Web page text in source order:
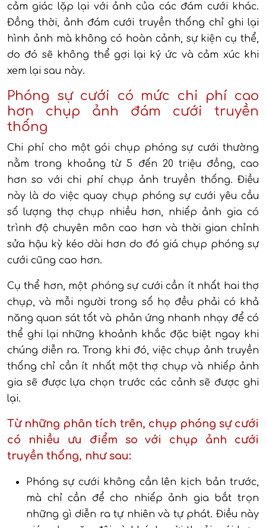
cảm giác lặp lại với ảnh của các đám cưới khác.
Đồng thời, ảnh đám cưới truyền thống chỉ ghi lại
hình ảnh mà không có hoàn cảnh, sự kiện cụ thể,
do đó sẽ không thể gợi lại ký ức và cảm xúc khi
xem lại sau này.
Phóng sự cưới có mức chi phí cao
hơn chụp ảnh đám cưới truyền
thống
Chi phí cho một gói chụp phóng sự cưới thường
nằm trong khoảng từ 5 đến 20 triệu đồng, cao
hơn so với chi phí chụp ảnh truyền thống. Điều
này là do việc quay chụp phóng sự cưới yêu cầu
số lượng thợ chụp nhiều hơn, nhiếp ảnh gia có
trình độ chuyên môn cao hơn và thời gian chỉnh
sửa hậu kỳ kéo dài hơn do đó giá chụp phóng sự
cưới cũng cao hơn.
Cụ thể hơn, một phóng sự cưới cần ít nhất hai thợ
chụp, và mỗi người trong số họ đều phải có khả
năng quan sát tốt và phản ứng nhanh nhạy để có
thể ghi lại những khoảnh khắc đặc biệt ngay khi
chúng diễn ra. Trong khi đó, việc chụp ảnh truyền
thống chỉ cần ít nhất một thợ chụp và nhiếp ảnh
gia sẽ được lựa chọn trước các cảnh sẽ được ghi
lại.
Từ những phân tích trên, chụp phóng sự cưới
có nhiều ưu điểm so với chụp ảnh cưới
truyền thống, như sau:
Phóng sự cưới không cần lên kịch bản trước,
mà chỉ cần để cho nhiếp ảnh gia bắt trọn
những gì diễn ra tự nhiên và tự phát. Điều này